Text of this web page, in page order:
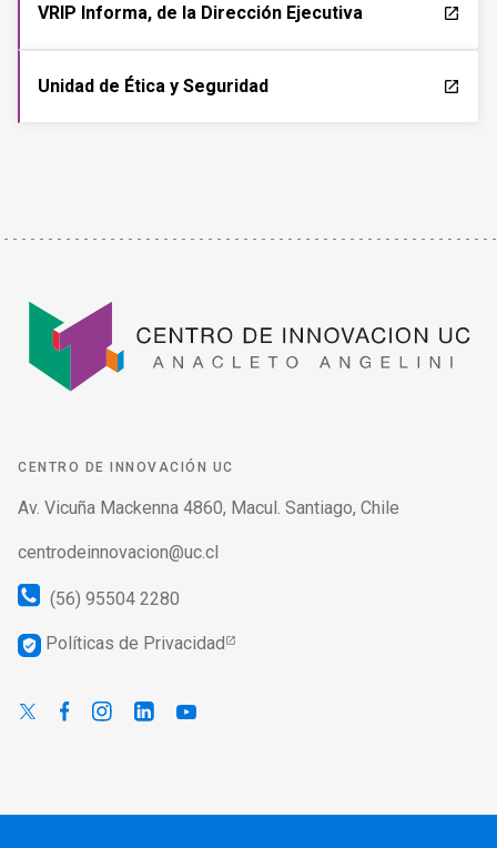
VRIP Informa, de la Dirección Ejecutiva launch
Unidad de Ética y Seguridad launch
CENTRO DE INNOVACIÓN UC
Av. Vicuña Mackenna 4860, Macul. Santiago, Chile
centrodeinnovacion@uc.cl
(56) 95504 2280
verified_user Políticas de Privacidad